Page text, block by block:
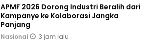
APMF 2026 Dorong Industri Beralih dari
Kampanye ke Kolaborasi Jangka
Panjang
Nasional 3 jam lalu